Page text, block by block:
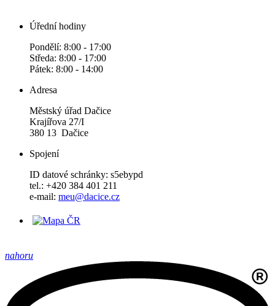
Úřední hodiny
Pondělí: 8:00 - 17:00
Středa: 8:00 - 17:00
Pátek: 8:00 - 14:00
Adresa
Městský úřad Dačice
Krajířova 27/I
380 13 Dačice
Spojení
ID datové schránky: s5ebypd
tel.: +420 384 401 211
e-mail: meu@dacice.cz
nahoru